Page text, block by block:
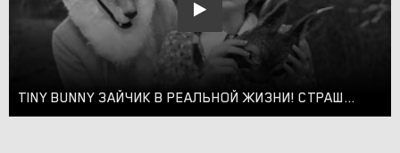
TINY BUNNY ЗАЙЧИК В РЕАЛЬНОЙ ЖИЗНИ! СТРАШИЛКА!